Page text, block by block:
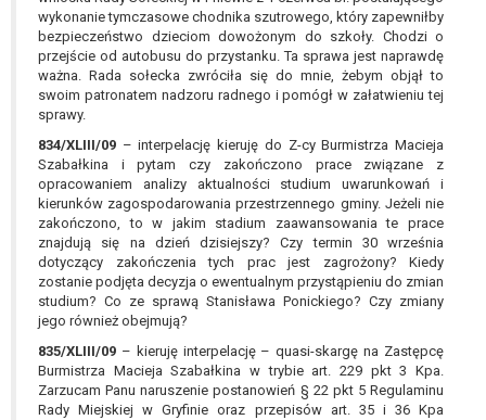
wykonanie tymczasowe chodnika szutrowego, który zapewniłby
bezpieczeństwo dzieciom dowożonym do szkoły. Chodzi o
przejście od autobusu do przystanku. Ta sprawa jest naprawdę
ważna. Rada sołecka zwróciła się do mnie, żebym objął to
swoim patronatem nadzoru radnego i pomógł w załatwieniu tej
sprawy.
834/XLIII/09 – interpelację kieruję do Z-cy Burmistrza Macieja
Szabałkina i pytam czy zakończono prace związane z
opracowaniem analizy aktualności studium uwarunkowań i
kierunków zagospodarowania przestrzennego gminy. Jeżeli nie
zakończono, to w jakim stadium zaawansowania te prace
znajdują się na dzień dzisiejszy? Czy termin 30 września
dotyczący zakończenia tych prac jest zagrożony? Kiedy
zostanie podjęta decyzja o ewentualnym przystąpieniu do zmian
studium? Co ze sprawą Stanisława Ponickiego? Czy zmiany
jego również obejmują?
835/XLIII/09 – kieruję interpelację – quasi-skargę na Zastępcę
Burmistrza Macieja Szabałkina w trybie art. 229 pkt 3 Kpa.
Zarzucam Panu naruszenie postanowień § 22 pkt 5 Regulaminu
Rady Miejskiej w Gryfinie oraz przepisów art. 35 i 36 Kpa